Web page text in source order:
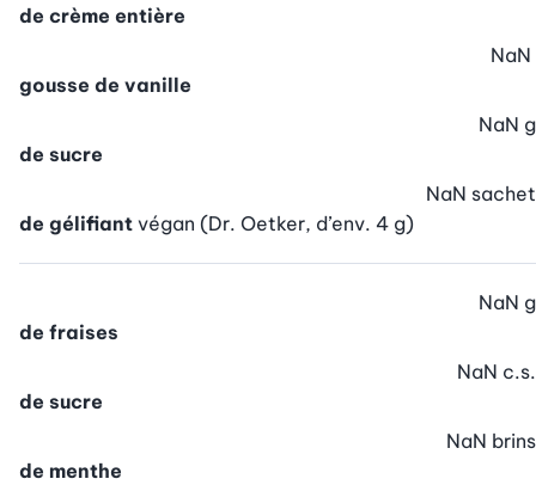
de crème entière
gousse de vanille
NaN
de sucre
NaN g
de gélifiant végan (Dr. Oetker, d’env. 4 g)
NaN sachet
de fraises
NaN g
de sucre
NaN c.s.
de menthe
NaN brins